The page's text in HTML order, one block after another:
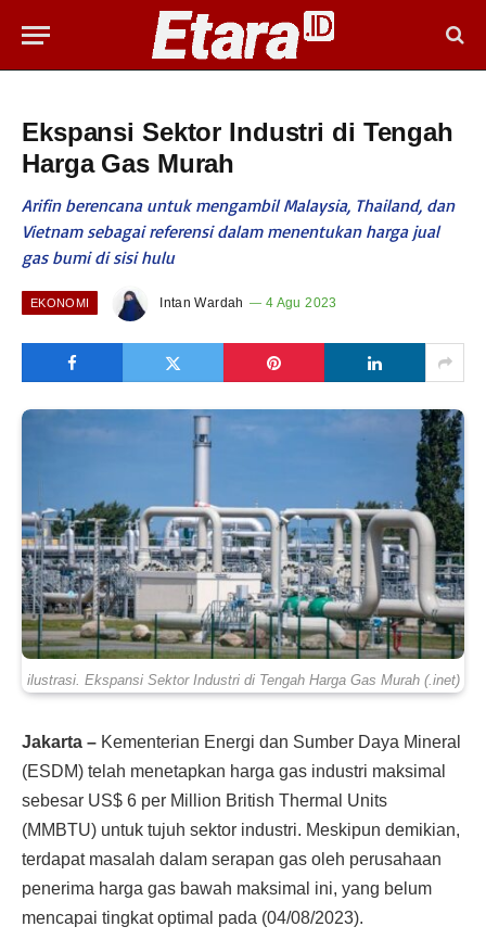
Ekspansi Sektor Industri di Tengah
Harga Gas Murah
Arifin berencana untuk mengambil Malaysia, Thailand, dan
Vietnam sebagai referensi dalam menentukan harga jual
gas bumi di sisi hulu
EKONOMI Intan Wardah 4 Agu 2023
ilustrasi. Ekspansi Sektor Industri di Tengah Harga Gas Murah (.inet)
Jakarta – Kementerian Energi dan Sumber Daya Mineral
(ESDM) telah menetapkan harga gas industri maksimal
sebesar US$ 6 per Million British Thermal Units
(MMBTU) untuk tujuh sektor industri. Meskipun demikian,
terdapat masalah dalam serapan gas oleh perusahaan
penerima harga gas bawah maksimal ini, yang belum
mencapai tingkat optimal pada (04/08/2023).